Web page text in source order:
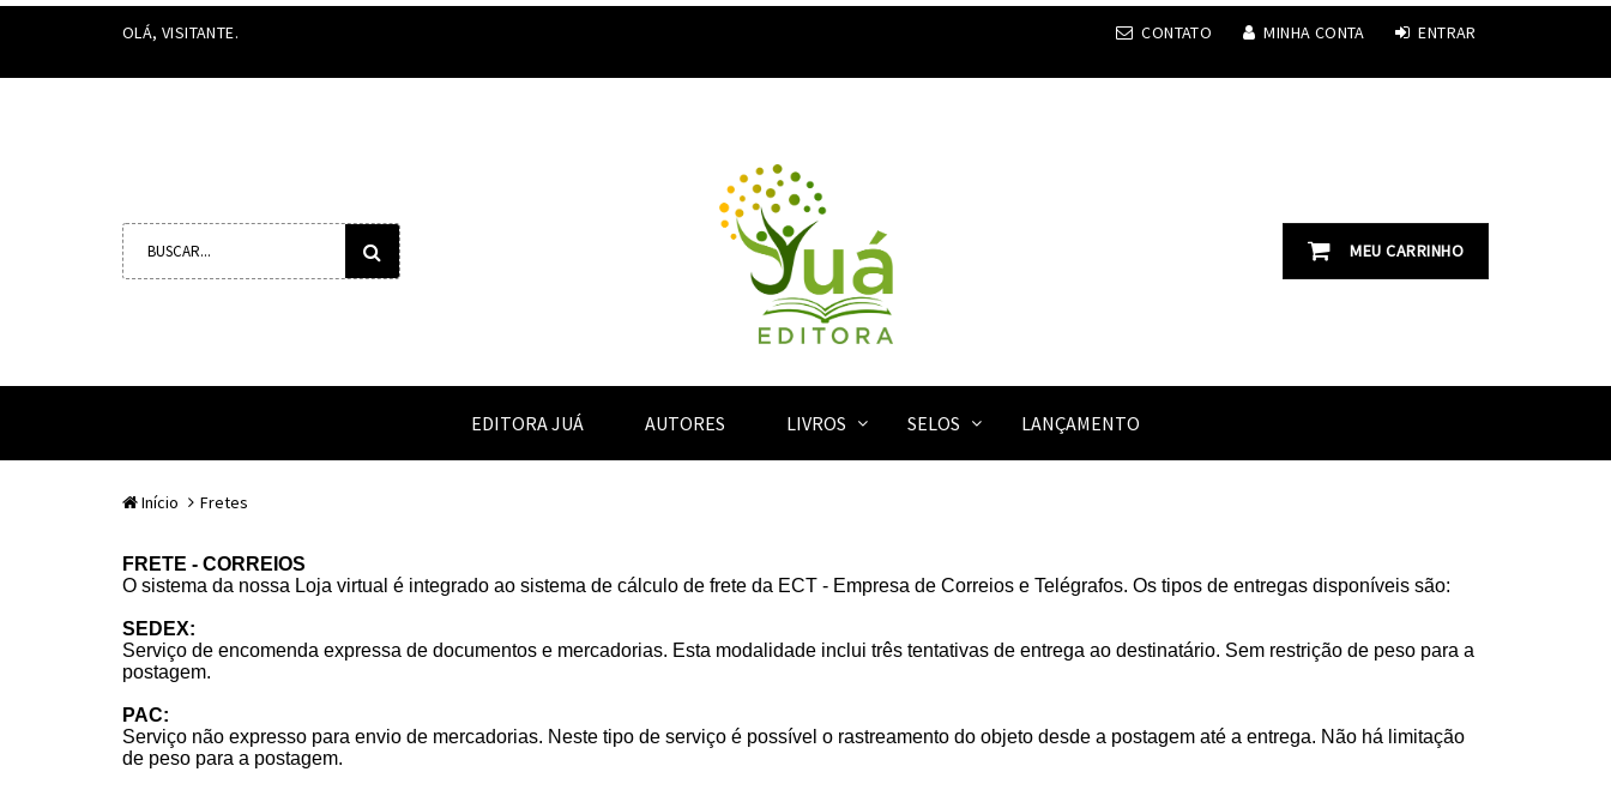
OLÁ, VISITANTE. CONTATO MINHA CONTA ENTRAR
MEU CARRINHO
EDITORA JUÁ AUTORES LIVROS SELOS LANÇAMENTO
Início Fretes
FRETE - CORREIOS
O sistema da nossa Loja virtual é integrado ao sistema de cálculo de frete da ECT - Empresa de Correios e Telégrafos. Os tipos de entregas disponíveis são:
SEDEX:
Serviço de encomenda expressa de documentos e mercadorias. Esta modalidade inclui três tentativas de entrega ao destinatário. Sem restrição de peso para a
postagem.
PAC:
Serviço não expresso para envio de mercadorias. Neste tipo de serviço é possível o rastreamento do objeto desde a postagem até a entrega. Não há limitação
de peso para a postagem.